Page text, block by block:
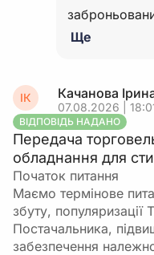
Ще
ІК Качанова
07.08.2026 |
ВІДПОВІДЬ НАДАНО
Передача
обладнання для
Початок питання
Маємо термінове
збуту,
Постачальника,
забезпечення